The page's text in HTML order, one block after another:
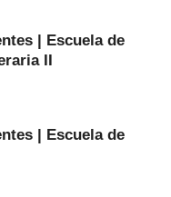
| Escuela de
II
| Escuela de